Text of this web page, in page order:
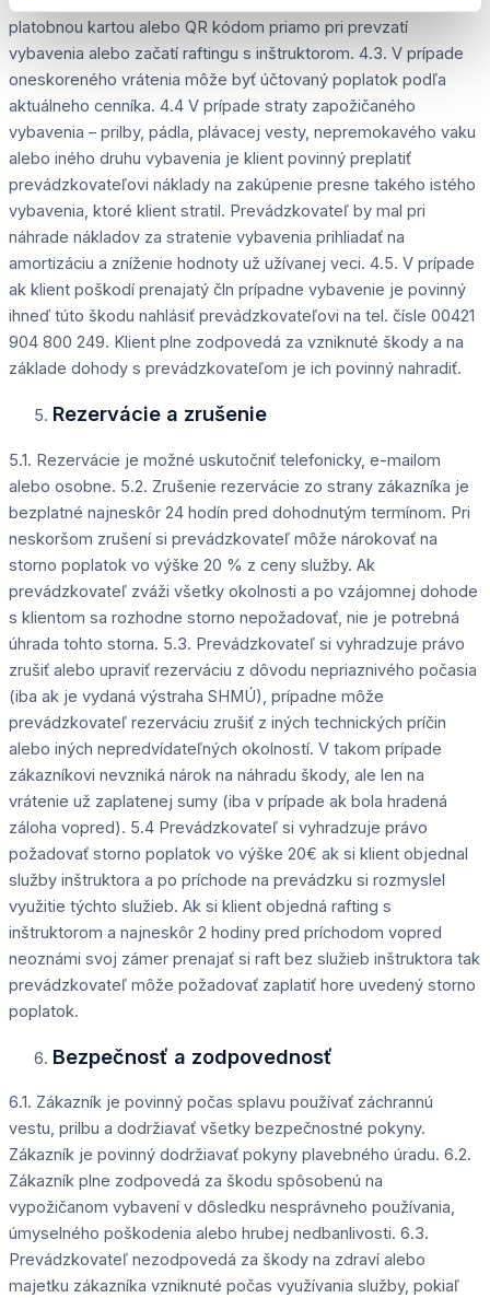
platobnou kartou alebo QR kódom priamo pri prevzatí
vybavenia alebo začatí raftingu s inštruktorom. 4.3. V prípade
oneskoreného vrátenia môže byť účtovaný poplatok podľa
aktuálneho cenníka. 4.4 V prípade straty zapožičaného
vybavenia – prilby, pádla, plávacej vesty, nepremokavého vaku
alebo iného druhu vybavenia je klient povinný preplatiť
prevádzkovateľovi náklady na zakúpenie presne takého istého
vybavenia, ktoré klient stratil. Prevádzkovateľ by mal pri
náhrade nákladov za stratenie vybavenia prihliadať na
amortizáciu a zníženie hodnoty už užívanej veci. 4.5. V prípade
ak klient poškodí prenajatý čln prípadne vybavenie je povinný
ihneď túto škodu nahlásiť prevádzkovateľovi na tel. čísle 00421
904 800 249. Klient plne zodpovedá za vzniknuté škody a na
základe dohody s prevádzkovateľom je ich povinný nahradiť.
Rezervácie a zrušenie
5.1. Rezervácie je možné uskutočniť telefonicky, e-mailom
alebo osobne. 5.2. Zrušenie rezervácie zo strany zákazníka je
bezplatné najneskôr 24 hodín pred dohodnutým termínom. Pri
neskoršom zrušení si prevádzkovateľ môže nárokovať na
storno poplatok vo výške 20 % z ceny služby. Ak
prevádzkovateľ zváži všetky okolnosti a po vzájomnej dohode
s klientom sa rozhodne storno nepožadovať, nie je potrebná
úhrada tohto storna. 5.3. Prevádzkovateľ si vyhradzuje právo
zrušiť alebo upraviť rezerváciu z dôvodu nepriaznivého počasia
(iba ak je vydaná výstraha SHMÚ), prípadne môže
prevádzkovateľ rezerváciu zrušiť z iných technických príčin
alebo iných nepredvídateľných okolností. V takom prípade
zákazníkovi nevzniká nárok na náhradu škody, ale len na
vrátenie už zaplatenej sumy (iba v prípade ak bola hradená
záloha vopred). 5.4 Prevádzkovateľ si vyhradzuje právo
požadovať storno poplatok vo výške 20€ ak si klient objednal
služby inštruktora a po príchode na prevádzku si rozmyslel
využitie týchto služieb. Ak si klient objedná rafting s
inštruktorom a najneskôr 2 hodiny pred príchodom vopred
neoznámi svoj zámer prenajať si raft bez služieb inštruktora tak
prevádzkovateľ môže požadovať zaplatiť hore uvedený storno
poplatok.
Bezpečnosť a zodpovednosť
6.1. Zákazník je povinný počas splavu používať záchrannú
vestu, prilbu a dodržiavať všetky bezpečnostné pokyny.
Zákazník je povinný dodržiavať pokyny plavebného úradu. 6.2.
Zákazník plne zodpovedá za škodu spôsobenú na
vypožičanom vybavení v dôsledku nesprávneho používania,
úmyselného poškodenia alebo hrubej nedbanlivosti. 6.3.
Prevádzkovateľ nezodpovedá za škody na zdraví alebo
majetku zákazníka vzniknuté počas využívania služby, pokiaľ